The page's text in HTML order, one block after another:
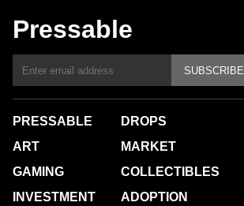
Pressable
SUBSCRIBE
PRESSABLE
ART
GAMING
INVESTMENT
DROPS
MARKET
COLLECTIBLES
ADOPTION